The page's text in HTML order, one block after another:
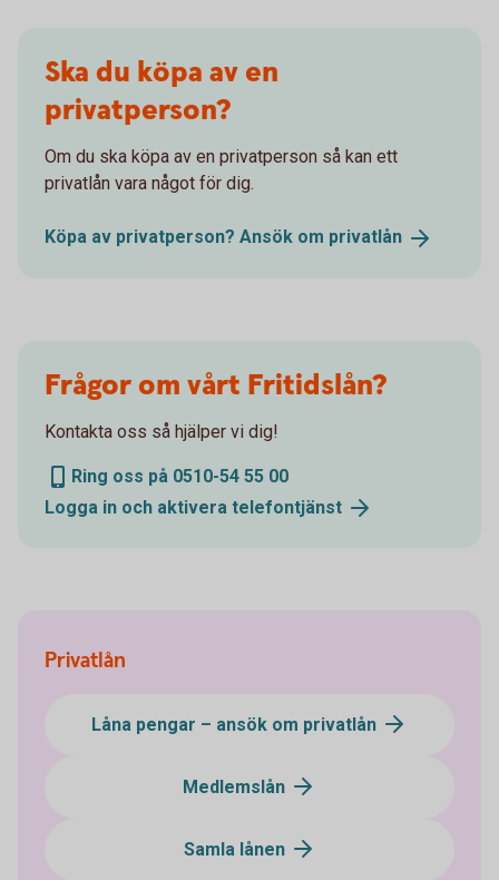
Ska du köpa av en
privatperson?
Om du ska köpa av en privatperson så kan ett
privatlån vara något för dig.
Köpa av privatperson? Ansök om privatlån
Frågor om vårt Fritidslån?
Kontakta oss så hjälper vi dig!
Ring oss på 0510-54 55 00
Logga in och aktivera telefontjänst
Privatlån
Låna pengar – ansök om privatlån
Medlemslån
Samla lånen